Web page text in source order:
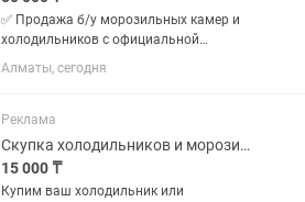
✅ Продажа б/у морозильных камер и
холодильников с официальной
гарантией 2 месяца от магазина и
мастера с более чем 10 летним опытом
запахов Цены от 50000 в...
Алматы, сегодня
Реклама
Скупка холодильников и морозильных камер
15 000 ₸
Купим ваш холодильник или